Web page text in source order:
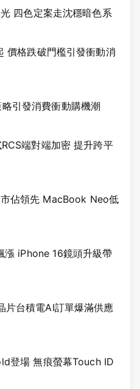
四色定案走沈穩暗色系
格跌破門檻引發衝動消
引發消費衝動購機潮
端對端加密 提升跨平
佔領先 MacBook Neo低
漲 iPhone 16鏡頭升級帶
片台積電AI訂單爆滿供應
登場 無痕螢幕Touch ID